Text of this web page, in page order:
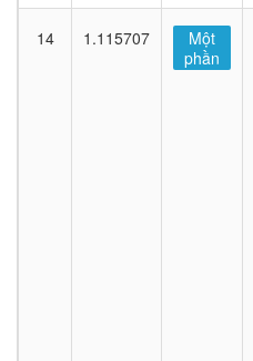
14 1.115707
Một
phần